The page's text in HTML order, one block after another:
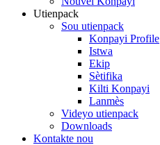
Utienpack
Sou utienpack
Konpayi Profile
Istwa
Ekip
Sètifika
Kilti Konpayi
Lanmès
Videyo utienpack
Downloads
Kontakte nou